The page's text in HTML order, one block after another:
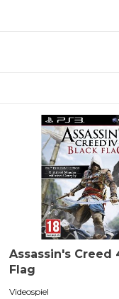
Assassin's Creed
Flag
Videospiel